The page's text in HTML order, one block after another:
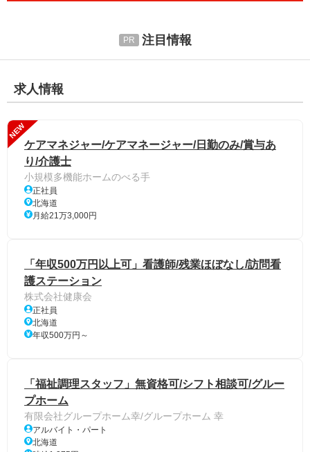
注目情報
求人情報
NEW
ケアマネジャー/ケアマネージャー/日勤のみ/賞与あ
り/介護士
小規模多機能ホームのべる手
正社員
北海道
月給21万3,000円
「年収500万円以上可」看護師/残業ほぼなし/訪問看
護ステーション
株式会社健康会
正社員
北海道
年収500万円～
「福祉調理スタッフ」無資格可/シフト相談可/グルー
プホーム
有限会社グループホーム幸/グループホーム 幸
アルバイト・パート
北海道